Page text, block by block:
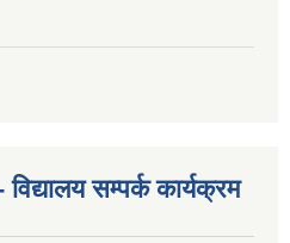
सम्पर्क कार्यक्रम